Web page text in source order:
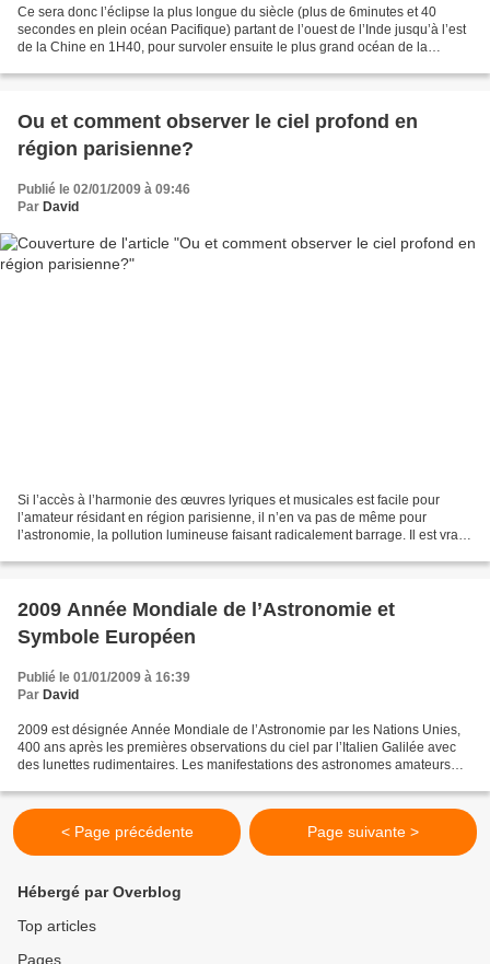
Ce sera donc l’éclipse la plus longue du siècle (plus de 6minutes et 40
secondes en plein océan Pacifique) partant de l’ouest de l’Inde jusqu’à l’est
de la Chine en 1H40, pour survoler ensuite le plus grand océan de la
Ou et comment observer le ciel profond en
région parisienne?
Publié le 02/01/2009 à 09:46
Par David
Si l’accès à l’harmonie des œuvres lyriques et musicales est facile pour
l’amateur résidant en région parisienne, il n’en va pas de même pour
l’astronomie, la pollution lumineuse faisant radicalement barrage. Il est vrai
2009 Année Mondiale de l’Astronomie et
Symbole Européen
Publié le 01/01/2009 à 16:39
Par David
2009 est désignée Année Mondiale de l’Astronomie par les Nations Unies,
400 ans après les premières observations du ciel par l’Italien Galilée avec
des lunettes rudimentaires. Les manifestations des astronomes amateurs
< Page précédente Page suivante >
Hébergé par Overblog
Top articles
Pages